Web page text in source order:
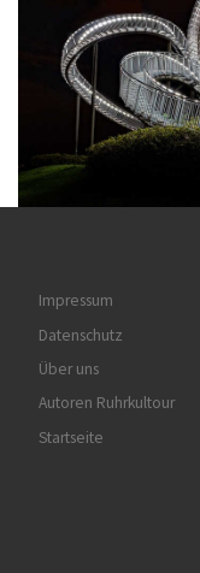
Impressum
Datenschutz
Über uns
Autoren Ruhrkultour
Startseite